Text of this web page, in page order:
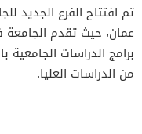
2
3
تم افتتاح الفرع الجديد
عمان، حيث تقدم
برامج الدراسات الجامعية
من الدراسات العليا.